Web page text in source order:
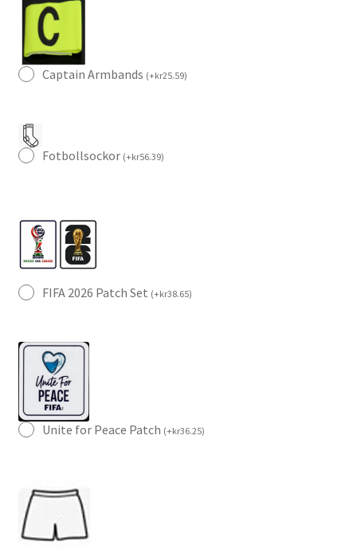
Captain Armbands (+kr25.59)
Fotbollsockor (+kr56.39)
FIFA 2026 Patch Set (+kr38.65)
Unite for Peace Patch (+kr36.25)